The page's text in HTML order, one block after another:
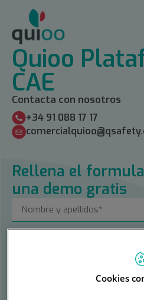
Quioo
CAE
Contacta con nosotros
+34 91 088 17 17
Rellena el
una demo gratis
Cookies